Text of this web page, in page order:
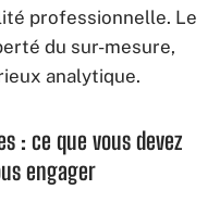
professionnelle. Le
du sur-mesure,
analytique.
: ce que vous devez
engager